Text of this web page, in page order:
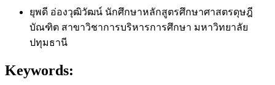
ยุพดี อ่องวุฒิวัฒน์ นักศึกษาหลักสูตรศึกษาศาสตรดุษฎี
บัณฑิต สาขาวิชาการบริหารการศึกษา มหาวิทยาลัย
ปทุมธานี
Keywords: